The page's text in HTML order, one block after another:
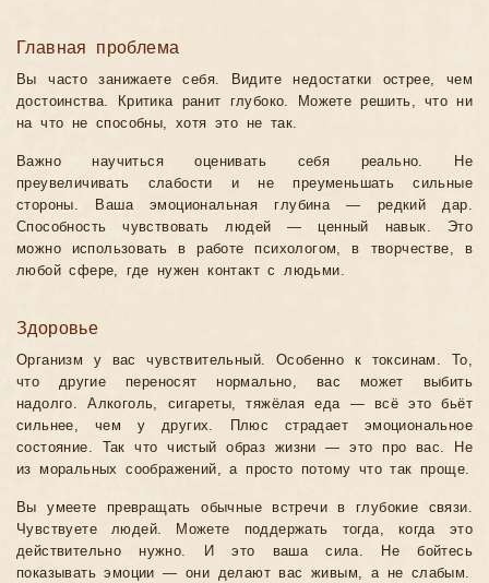
Главная проблема
Вы часто занижаете себя. Видите недостатки острее, чем
достоинства. Критика ранит глубоко. Можете решить, что ни
на что не способны, хотя это не так.
Важно научиться оценивать себя реально. Не
преувеличивать слабости и не преуменьшать сильные
стороны. Ваша эмоциональная глубина — редкий дар.
Способность чувствовать людей — ценный навык. Это
можно использовать в работе психологом, в творчестве, в
любой сфере, где нужен контакт с людьми.
Здоровье
Организм у вас чувствительный. Особенно к токсинам. То,
что другие переносят нормально, вас может выбить
надолго. Алкоголь, сигареты, тяжёлая еда — всё это бьёт
сильнее, чем у других. Плюс страдает эмоциональное
состояние. Так что чистый образ жизни — это про вас. Не
из моральных соображений, а просто потому что так проще.
Вы умеете превращать обычные встречи в глубокие связи.
Чувствуете людей. Можете поддержать тогда, когда это
действительно нужно. И это ваша сила. Не бойтесь
показывать эмоции — они делают вас живым, а не слабым.